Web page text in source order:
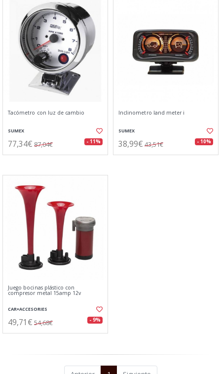
Tacómetro con luz de cambio
SUMEX
77,34€ 87,04€ - 11%
Inclinometro land meter i
SUMEX
38,99€ 43,51€ - 10%
Juego bocinas plástico con
compresor metal 15amp 12v
CAR+ACCESORIES
49,71€ 54,68€ - 9%